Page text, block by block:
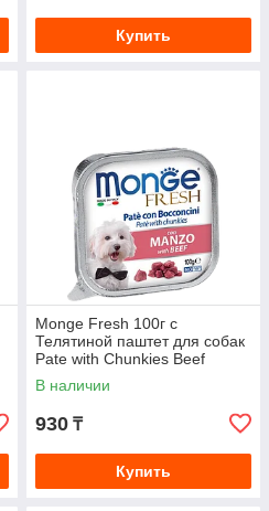
Купить
Monge Fresh 100г с
Телятиной паштет для собак
Pate with Chunkies Beef
В наличии
930 ₸
Купить